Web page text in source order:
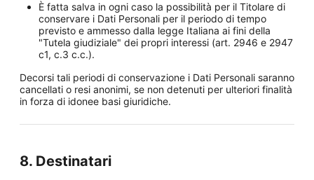
È fatta salva in ogni caso la possibilità per il Titolare di
conservare i Dati Personali per il periodo di tempo
previsto e ammesso dalla legge Italiana ai fini della
"Tutela giudiziale" dei propri interessi (art. 2946 e 2947
c1, c.3 c.c.).
Decorsi tali periodi di conservazione i Dati Personali saranno
cancellati o resi anonimi, se non detenuti per ulteriori finalità
in forza di idonee basi giuridiche.
8. Destinatari